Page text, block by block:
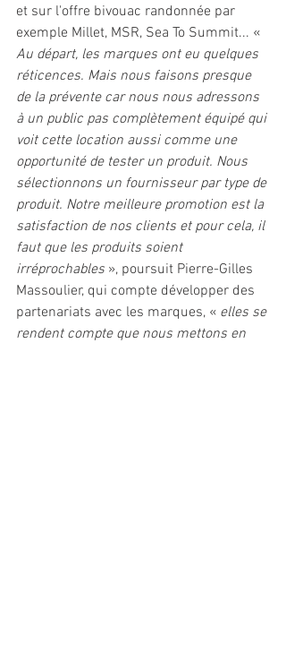
et sur l'offre bivouac randonnée par
exemple Millet, MSR, Sea To Summit... «
Au départ, les marques ont eu quelques
réticences. Mais nous faisons presque
de la prévente car nous nous adressons
à un public pas complètement équipé qui
voit cette location aussi comme une
opportunité de tester un produit. Nous
sélectionnons un fournisseur par type de
produit. Notre meilleure promotion est la
satisfaction de nos clients et pour cela, il
faut que les produits soient
irréprochables », poursuit Pierre-Gilles
Massoulier, qui compte développer des
partenariats avec les marques, « elles se
rendent compte que nous mettons en